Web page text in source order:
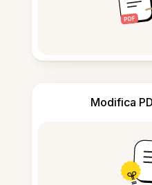
Modifica